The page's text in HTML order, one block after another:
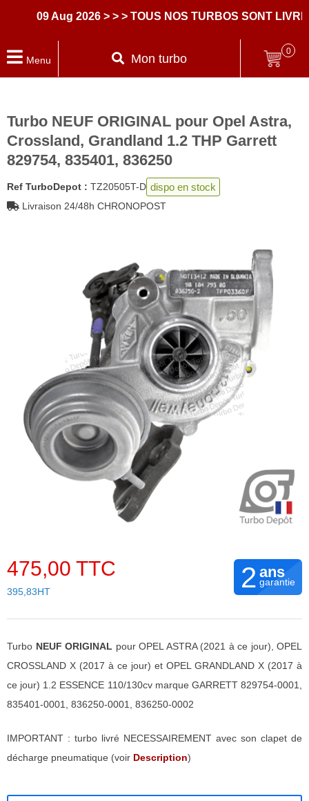
09 Aug 2026 > > > TOUS NOS TURBOS SONT LIVRES
Menu Mon turbo
0
Turbo NEUF ORIGINAL pour Opel Astra,
Crossland, Grandland 1.2 THP Garrett
829754, 835401, 836250
Ref TurboDepot : TZ20505T-D dispo en stock
Livraison 24/48h CHRONOPOST
475,00 TTC
395,83HT 2 ans
garantie
Turbo NEUF ORIGINAL pour OPEL ASTRA (2021 à ce jour), OPEL
CROSSLAND X (2017 à ce jour) et OPEL GRANDLAND X (2017 à
ce jour) 1.2 ESSENCE 110/130cv marque GARRETT 829754-0001,
835401-0001, 836250-0001, 836250-0002
IMPORTANT : turbo livré NECESSAIREMENT avec son clapet de
décharge pneumatique (voir Description)